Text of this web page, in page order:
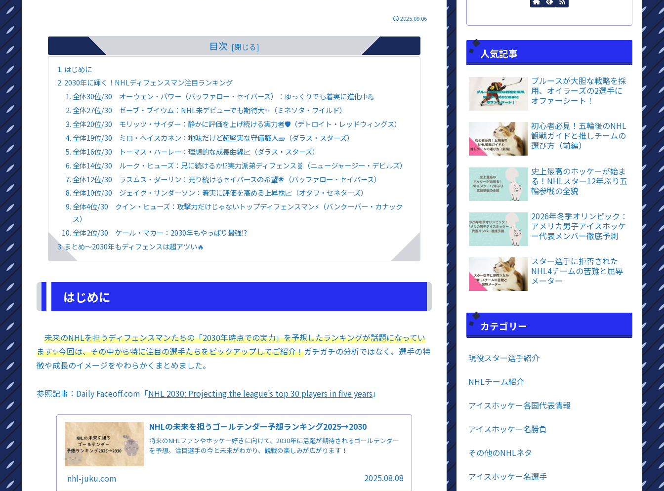
2025.09.06
目次
はじめに
2030年に輝く！NHLディフェンスマン注目ランキング
全体30位/30 オーウェン・パワー（バッファロー・セイバーズ）：ゆっくりでも着実に進化中💪
全体27位/30 ゼーブ・ブイウム：NHL未デビューでも期待大✨（ミネソタ・ワイルド）
全体20位/30 モリッツ・サイダー：静かに評価を上げ続ける実力者🛡️（デトロイト・レッドウィングス）
全体19位/30 ミロ・ヘイスカネン：地味だけど超堅実な守備職人🧱（ダラス・スターズ）
全体16位/30 トーマス・ハーレー：理想的な成長曲線📈（ダラス・スターズ）
全体14位/30 ルーク・ヒューズ：兄に続けるか⁉実力派弟ディフェンス🧬（ニュージャージー・デビルズ）
全体12位/30 ラスムス・ダーリン：光り続けるセイバースの希望🌟（バッファロー・セイバース）
全体10位/30 ジェイク・サンダーソン：着実に評価を高める上昇株📈（オタワ・セネターズ）
全体4位/30 クイン・ヒューズ：攻撃力だけじゃないトップディフェンスマン⚡（バンクーバー・カナック
ス）
全体2位/30 ケール・マカー：2030年もやっぱり最強⁉️
まとめ〜2030年もディフェンスは超アツい🔥
はじめに
未来のNHLを担うディフェンスマンたちの「2030年時点での実力」を予想したランキングが話題になってい
ます✨今回は、その中から特に注目の選手たちをピックアップしてご紹介！ガチガチの分析ではなく、選手の特
徴や成長のイメージをやわらかくまとめました。
参照記事：Daily Faceoff.com「NHL 2030: Projecting the league’s top 30 players in five years 」
NHLの未来を担うゴールテンダー予想ランキング2025→2030
将来のNHLファンやホッケー好きに向けて、2030年に活躍が期待されるゴールテンダー
を予想。注目選手の今と未来がわかり、観戦の楽しみが広がります！
nhl-juku.com 2025.08.08
人気記事
ブルースが大胆な戦略を採
用、オイラーズの2選手に
オファーシート！
初心者必見！五輪後のNHL
観戦ガイドと推しチームの
選び方（前編）
史上最高のホッケーが始ま
る！NHLスター12年ぶり五
輪参戦の全貌
2026年冬季オリンピック：
アメリカ男子アイスホッケ
ー代表メンバー徹底予測
スター選手に拒否された
NHL4チームの苦難と屈辱
メーター
カテゴリー
現役スター選手紹介
NHLチーム紹介
アイスホッケー各国代表情報
アイスホッケー名勝負
その他のNHLネタ
アイスホッケー名選手